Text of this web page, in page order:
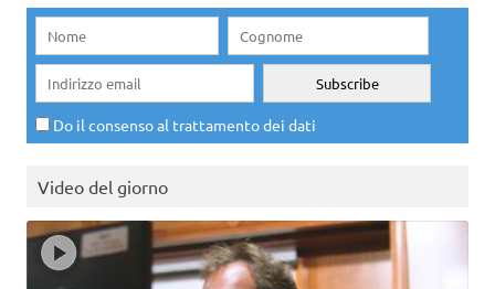
Do il consenso al trattamento dei dati
Video del giorno